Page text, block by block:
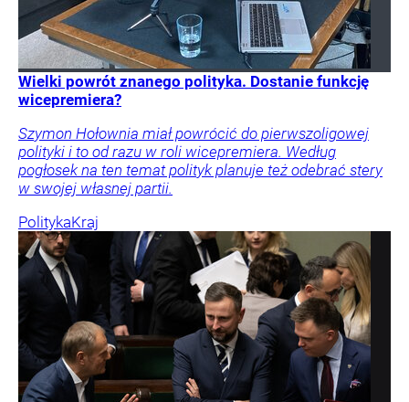
Wielki powrót znanego polityka. Dostanie funkcję
wicepremiera?
Szymon Hołownia miał powrócić do pierwszoligowej
polityki i to od razu w roli wicepremiera. Według
pogłosek na ten temat polityk planuje też odebrać stery
w swojej własnej partii.
PolitykaKraj